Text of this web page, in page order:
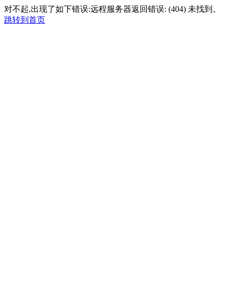
对不起,出现了如下错误:远程服务器返回错误: (404) 未找到。
跳转到首页